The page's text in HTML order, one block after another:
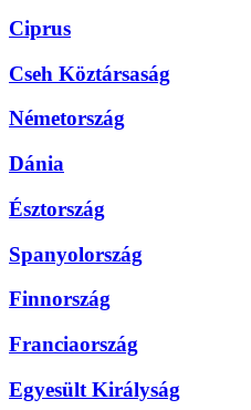
Ciprus
Cseh Köztársaság
Németország
Dánia
Észtország
Spanyolország
Finnország
Franciaország
Egyesült Királyság